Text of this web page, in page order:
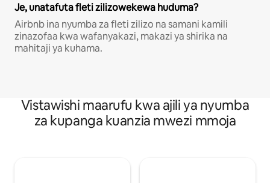
Je, unatafuta fleti zilizowekewa huduma?
Airbnb ina nyumba za fleti zilizo na samani kamili
zinazofaa kwa wafanyakazi, makazi ya shirika na
mahitaji ya kuhama.
Vistawishi maarufu kwa ajili ya nyumba
za kupanga kuanzia mwezi mmoja